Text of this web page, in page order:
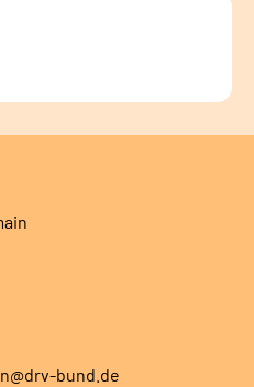
bund.de